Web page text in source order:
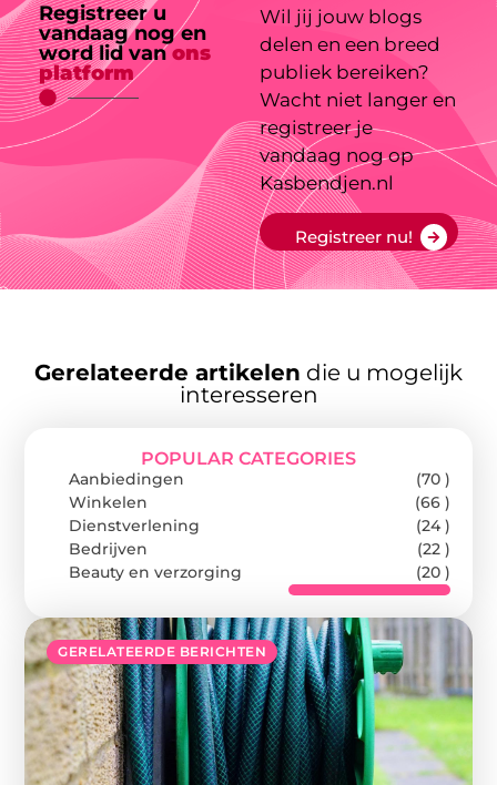
Registreer u
vandaag nog en
word lid vanons
platform
Wil jij jouw blogs
delen en een breed
publiek bereiken?
Wacht niet langer en
registreer je
vandaag nog op
Kasbendjen.nl
Registreer nu!
Gerelateerde artikelen die u mogelijk
interesseren
GERELATEERDE BERICHTEN
POPULAR CATEGORIES
Aanbiedingen
(70 )
Winkelen
(66 )
Dienstverlening
(24 )
Bedrijven
(22 )
Beauty en verzorging
(20 )